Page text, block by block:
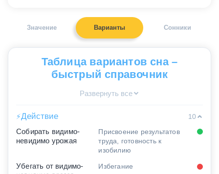
Значение Варианты Сонники
Таблица вариантов сна –
быстрый справочник
Развернуть все
⚡Действие
10
Собирать видимо-
невидимо урожая
Присвоение результатов
труда, готовность к
изобилию
Убегать от видимо-
Избегание